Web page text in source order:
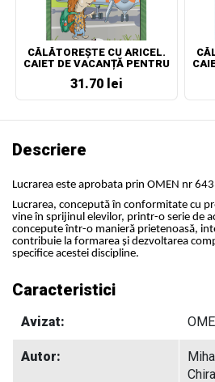
CĂLĂTOREȘTE CU ARICEL.
CAIET DE VACANȚĂ PENTRU
31.70 lei
Descriere
Lucrarea este aprobata prin OMEN nr
Lucrarea, concepută în conformitate cu
vine în sprijinul elevilor, printr-o serie de
concepute într-o manieră prietenoasă,
contribuie la formarea și dezvoltarea
specifice acestei discipline.
Caracteristici
Avizat:
Autor: